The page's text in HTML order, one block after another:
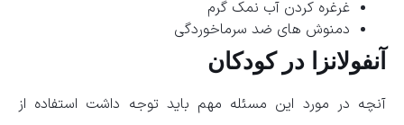
غرغره کردن آب نمک گرم
دمنوش های ضد سرماخوردگی
آنفولانزا در کودکان
آنچه در مورد این مسئله مهم باید توجه داشت استفاده از